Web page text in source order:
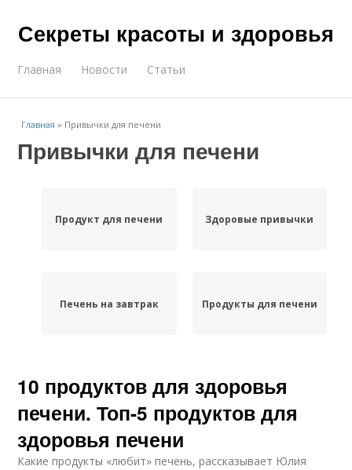
Секреты красоты и здоровья
Главная Новости Статьи
Главная » Привычки для печени
Привычки для печени
Продукт для печени Здоровые привычки
Печень на завтрак Продукты для печени
10 продуктов для здоровья
печени. Топ-5 продуктов для
здоровья печени
Какие продукты «любит» печень, рассказывает Юлия